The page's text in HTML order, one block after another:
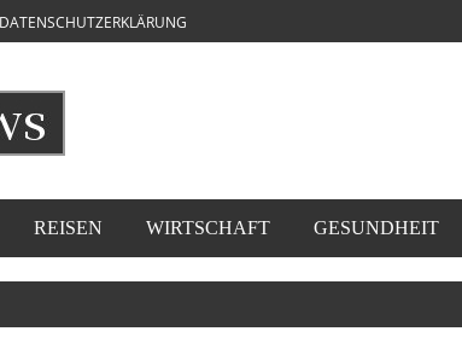
DATENSCHUTZERKLÄRUNG
REISEN WIRTSCHAFT GESUNDHEIT